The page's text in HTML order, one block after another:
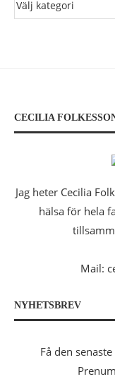
CECILIA
Jag heter Cecilia
hälsa för hela
Mail:
NYHETSBREV
Få den